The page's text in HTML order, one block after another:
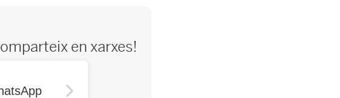
en xarxes!